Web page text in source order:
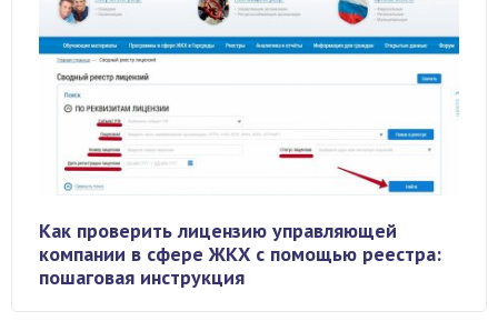
Как проверить лицензию управляющей
компании в сфере ЖКХ с помощью реестра:
пошаговая инструкция